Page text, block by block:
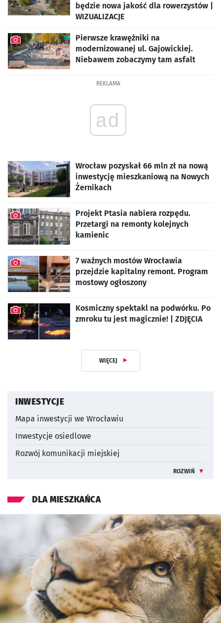
będzie nowa jakość dla rowerzystów |
WIZUALIZACJE
Pierwsze krawężniki na
modernizowanej ul. Gajowickiej.
Niebawem zobaczymy tam asfalt
REKLAMA
ad
Wrocław pozyskał 66 mln zł na nową
inwestycję mieszkaniową na Nowych
Żernikach
Projekt Ptasia nabiera rozpędu.
Przetargi na remonty kolejnych
kamienic
7 ważnych mostów Wrocławia
przejdzie kapitalny remont. Program
mostowy ogłoszony
Kosmiczny spektakl na podwórku. Po
zmroku tu jest magicznie! | ZDJĘCIA
WIĘCEJ Z DZIAŁUAKTUALNOŚCI
INWESTYCJE
Mapa inwestycji we Wrocławiu
Inwestycje osiedlowe
Rozwój komunikacji miejskiej
ROZWIŃ
DLA MIESZKAŃCA